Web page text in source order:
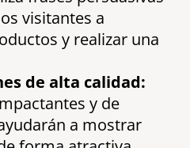
visitantes a
y realizar una
de alta calidad:
y de
a mostrar